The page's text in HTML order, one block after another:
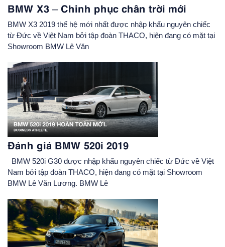
BMW X3 – Chinh phục chân trời mới
BMW X3 2019 thế hệ mới nhất được nhập khẩu nguyên chiếc
từ Đức về Việt Nam bởi tập đoàn THACO, hiện đang có mặt tại
Showroom BMW Lê Văn
Đánh giá BMW 520i 2019
BMW 520i G30 được nhập khẩu nguyên chiếc từ Đức về Việt
Nam bởi tập đoàn THACO, hiện đang có mặt tại Showroom
BMW Lê Văn Lương. BMW Lê